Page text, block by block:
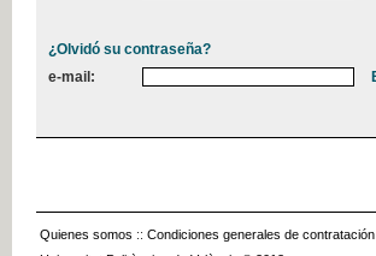
¿Olvidó su contraseña?
e-mail:
Quienes somos :: Condiciones generales de contratación